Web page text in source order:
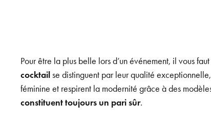
Pour être la plus belle lors d’un événement, il vous
cocktailse distinguent par leur qualité
féminine et respirent la modernité grâce à des
constituent toujours un pari sûr.